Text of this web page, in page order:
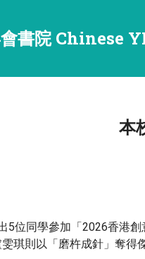
書院 Chinese
本
5位同學參加「2026香港
琪則以「磨杵成針」奪得